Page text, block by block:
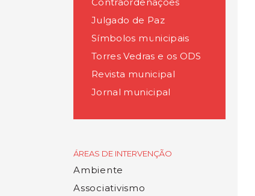
Julgado de Paz
Símbolos municipais
Torres Vedras e os ODS
Revista municipal
Jornal municipal
ÁREAS DE INTERVENÇÃO
Ambiente
Associativismo